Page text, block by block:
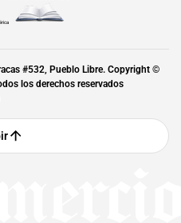
#532, Pueblo Libre. Copyright ©
los derechos reservados